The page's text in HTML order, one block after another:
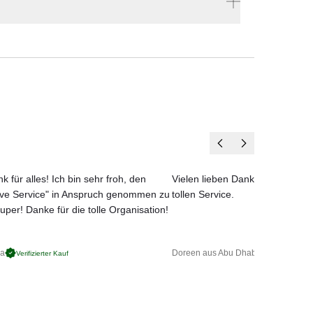
für alles! Ich bin sehr froh, den
Service" in Anspruch genommen zu
Danke für die tolle Organisation!
Verifizierter Kauf
Vielen lieben Dank für das
tollen Service.
Doreen aus Abu Dhabi